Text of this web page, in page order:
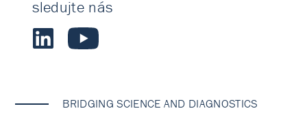
sledujte nás
BRIDGING SCIENCE AND DIAGNOSTICS